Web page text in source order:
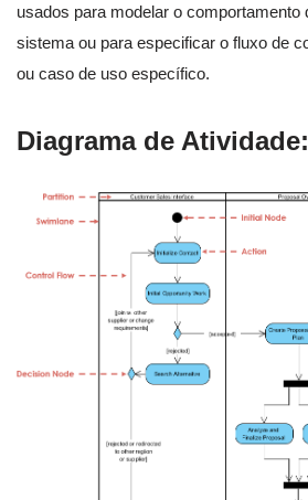
usados para modelar o comportamento
sistema ou para especificar o fluxo de
ou caso de uso específico.
Diagrama de Atividade: